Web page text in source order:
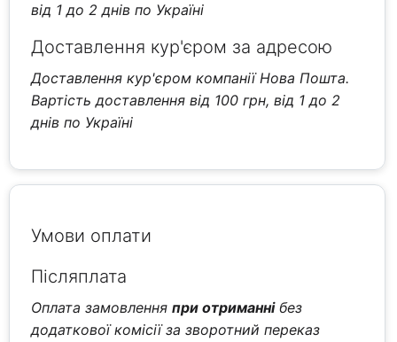
від 1 до 2 днів по Україні
Доставлення кур'єром за адресою
Доставлення кур'єром компанії Нова Пошта.
Вартість доставлення від 100 грн, від 1 до 2
днів по Україні
Умови оплати
Післяплата
Оплата замовленняпри отриманнібез
додаткової комісії за зворотний переказ